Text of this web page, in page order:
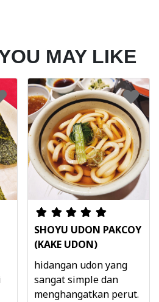
MAY LIKE
SHOYU UDON PAKCOY
(KAKE UDON)
hidangan udon yang
sangat simple dan
menghangatkan perut.